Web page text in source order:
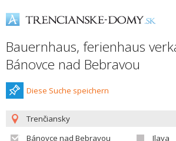
Bauernhaus, ferienhaus
Bánovce nad Bebravou
Diese Suche speichern
Trenčiansky
Bánovce nad Bebravou
Ilava